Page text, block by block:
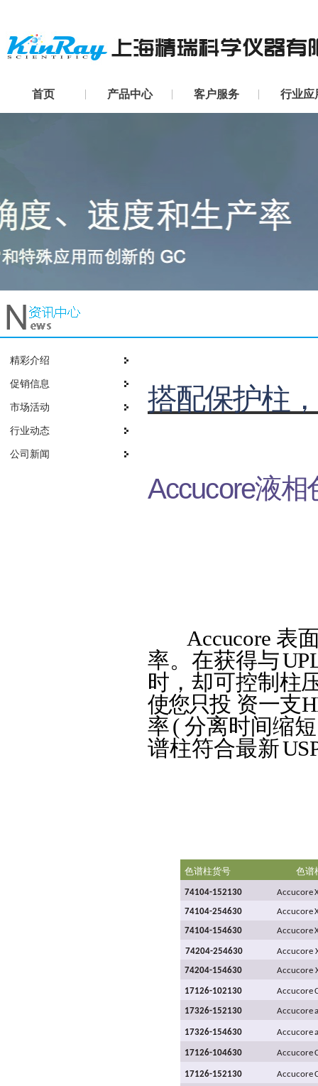
首页 产品中心 客户服务 行业应
精彩介绍
促销信息
市场活动
行业动态
公司新闻
搭配保护柱
Accucore液相
Accucore 表
率。在获得与
时，却可控制柱
使您只投 资一支
率( 分离时间缩短
谱柱符合最新
色谱柱货号 色谱
74104-152130 Accucore
74104-254630 Accucore
74104-154630 Accucore
74204-254630 Accucore
74204-154630 Accucore
17126-102130 Accucore
17326-152130 Accucore
17326-154630 Accucore
17126-104630 Accucore
17126-152130 Accucore